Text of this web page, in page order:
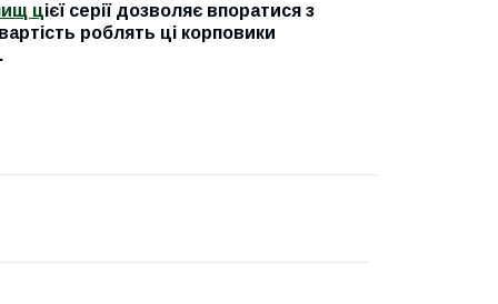
цієї серії дозволяє впоратися з
роблять ці корповики